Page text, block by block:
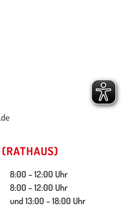
8:00 – 12:00 Uhr
8:00 – 12:00 Uhr
und 13:00 – 18:00 Uhr